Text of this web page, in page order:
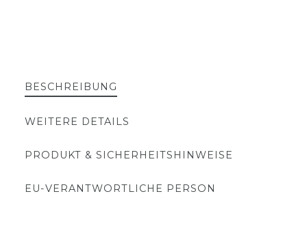
BESCHREIBUNG
WEITERE DETAILS
PRODUKT & SICHERHEITSHINWEISE
EU-VERANTWORTLICHE PERSON